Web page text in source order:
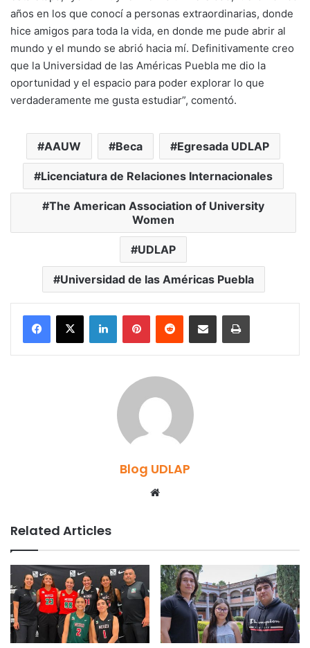
años en los que conocí a personas extraordinarias, donde
hice amigos para toda la vida, en donde me pude abrir al
mundo y el mundo se abrió hacia mí. Definitivamente creo
que la Universidad de las Américas Puebla me dio la
oportunidad y el espacio para poder explorar lo que
verdaderamente me gusta estudiar”, comentó.
AAUW Beca Egresada UDLAP
Licenciatura de Relaciones Internacionales
The American Association of University
Women
UDLAP
Universidad de las Américas Puebla
LinkedInPinterestReddit Share via Email Print
Blog UDLAP
Related Articles